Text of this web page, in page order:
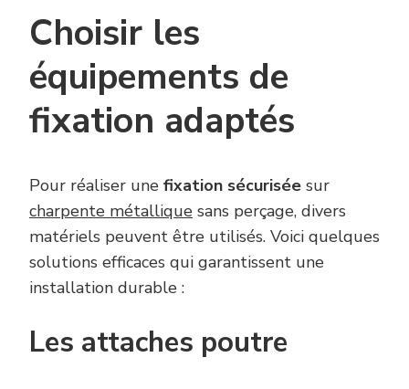
Choisir les
équipements de
fixation adaptés
Pour réaliser une fixation sécurisée sur
charpente métallique sans perçage, divers
matériels peuvent être utilisés. Voici quelques
solutions efficaces qui garantissent une
installation durable :
Les attaches poutre